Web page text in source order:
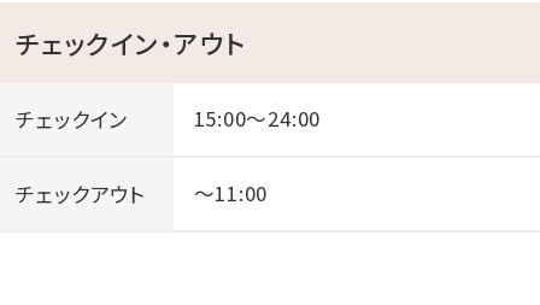
チェックイン・アウト
チェックイン 15:00～24:00
チェックアウト ～11:00